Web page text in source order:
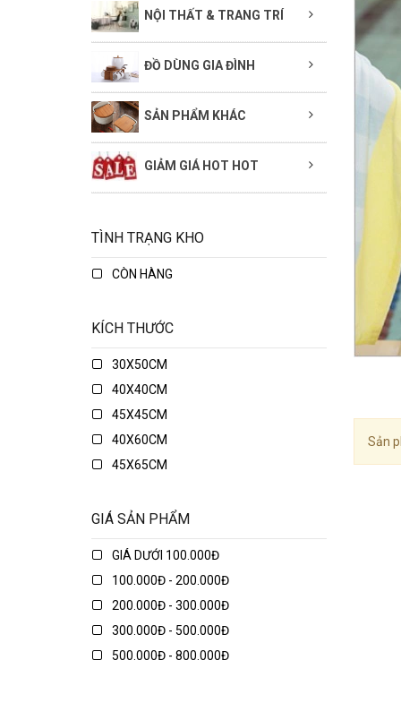
Sản
NỘI THẤT & TRANG TRÍ
ĐỒ DÙNG GIA ĐÌNH
SẢN PHẨM KHÁC
GIẢM GIÁ HOT HOT
TÌNH TRẠNG KHO
CÒN HÀNG
KÍCH THƯỚC
30X50CM
40X40CM
45X45CM
40X60CM
45X65CM
48X74CM
50X50CM
50X70CM
GIÁ SẢN PHẨM
GIÁ DƯỚI 100.000Đ
100.000Đ - 200.000Đ
200.000Đ - 300.000Đ
300.000Đ - 500.000Đ
500.000Đ - 800.000Đ